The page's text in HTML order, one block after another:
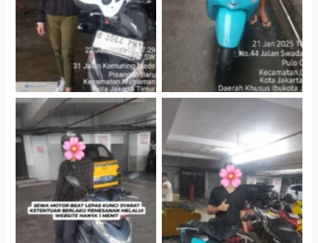
Cityplaza Jatinegara
Gedung Parkir P6A
Cityplaza Jatinegara
Gedung Parkir P6A